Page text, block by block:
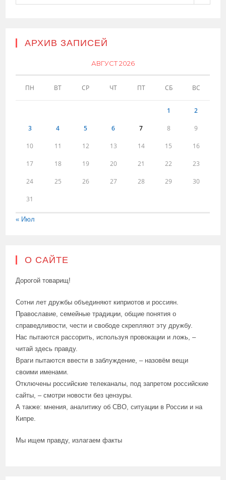
АРХИВ ЗАПИСЕЙ
АВГУСТ 2026
ПН ВТ СР ЧТ ПТ СБ ВС
1 2
3 4 5 6 7 8 9
10 11 12 13 14 15 16
17 18 19 20 21 22 23
24 25 26 27 28 29 30
31
« Июл
О САЙТЕ
Дорогой товарищ!
Сотни лет дружбы объединяют киприотов и россиян.
Православие, семейные традиции, общие понятия о
справедливости, чести и свободе скрепляют эту дружбу.
Нас пытаются рассорить, используя провокации и ложь, –
читай здесь правду.
Враги пытаются ввести в заблуждение, – назовём вещи
своими именами.
Отключены российские телеканалы, под запретом российские
сайты, – смотри новости без цензуры.
А также: мнения, аналитику об СВО, ситуации в России и на
Кипре.
Мы ищем правду, излагаем факты